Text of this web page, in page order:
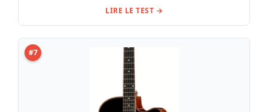
LIRE LE TEST →
#7